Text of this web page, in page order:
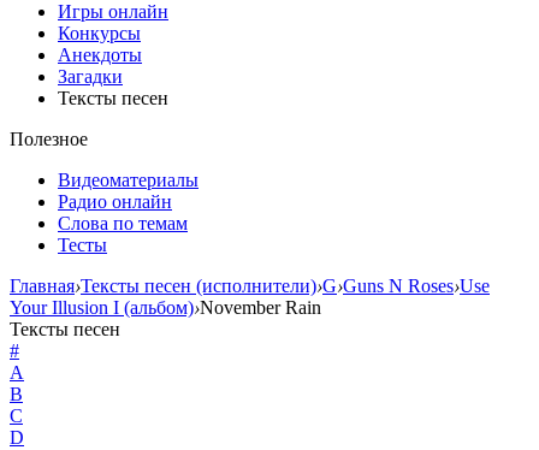
Игры онлайн
Конкурсы
Анекдоты
Загадки
Тексты песен
Полезное
Видеоматериалы
Радио онлайн
Слова по темам
Тесты
Главная›Тексты песен (исполнители)›G›Guns N Roses›Use
Your Illusion I (альбом)›November Rain
Тексты песен
#
A
B
C
D